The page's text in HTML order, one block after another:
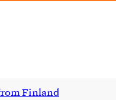
Finland